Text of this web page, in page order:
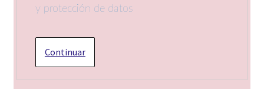
y protección de datos